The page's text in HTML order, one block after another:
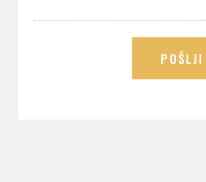
POŠLJI